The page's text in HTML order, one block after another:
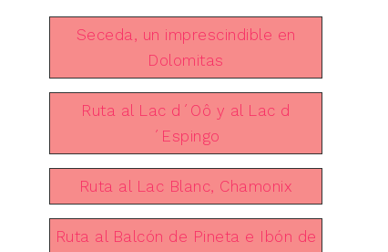
Seceda, un imprescindible en
Dolomitas
Ruta al Lac d´Oô y al Lac d
´Espingo
Ruta al Lac Blanc, Chamonix
Ruta al Balcón de Pineta e Ibón de